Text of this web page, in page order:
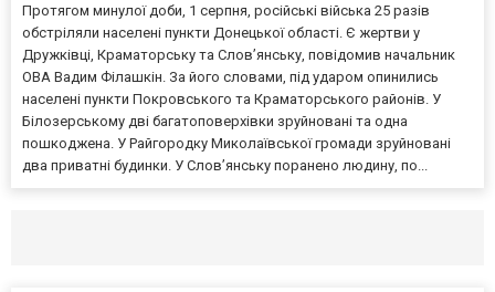
Протягом минулої доби, 1 серпня, російські війська 25 разів
обстріляли населені пункти Донецької області. Є жертви у
Дружківці, Краматорську та Слов’янську, повідомив начальник
ОВА Вадим Філашкін. За його словами, під ударом опинились
населені пункти Покровського та Краматорського районів. У
Білозерському дві багатоповерхівки зруйновані та одна
пошкоджена. У Райгородку Миколаївської громади зруйновані
два приватні будинки. У Слов’янську поранено людину, по...